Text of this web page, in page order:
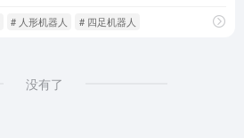
# 人形机器人 # 四足机器人
没有了